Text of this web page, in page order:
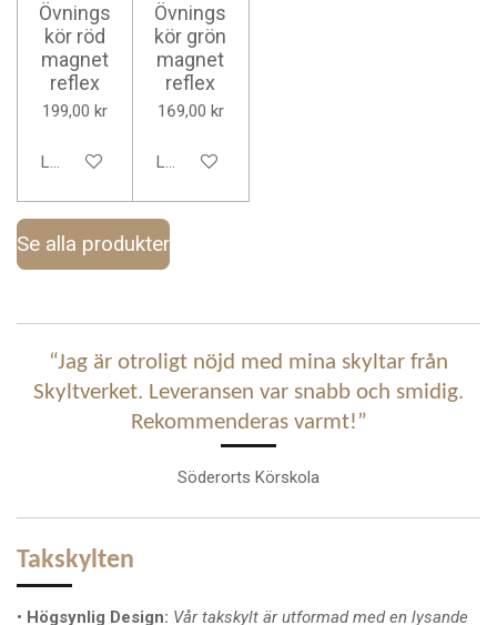
Övnings
kör röd
magnet
reflex
199,00 kr
Lägg till i varukorg
Övnings
kör grön
magnet
reflex
169,00 kr
Lägg till i varukorg
Se alla produkter
“Jag är otroligt nöjd med mina skyltar från
Skyltverket. Leveransen var snabb och smidig.
Rekommenderas varmt!”
Söderorts Körskola
Takskylten
• Högsynlig Design: Vår takskylt är utformad med en lysande